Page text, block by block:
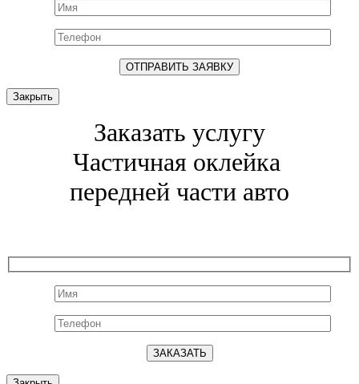
Закрыть
Заказать услугу
Частичная оклейка
передней части авто